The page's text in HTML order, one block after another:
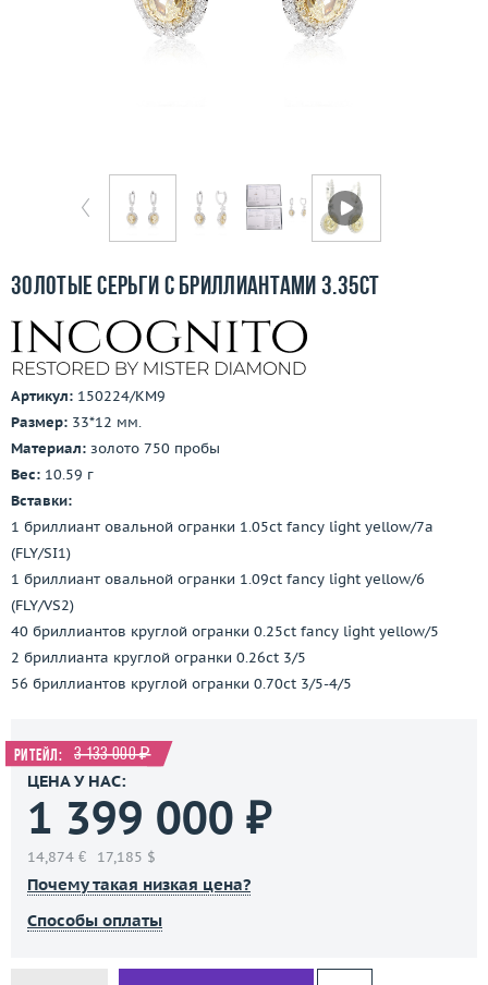
Бесплатная доставка
Контакты
Заказать звонок
Золотые серьги с бриллиантами 3.35ct
Артикул: 150224/КМ9
Размер: 33*12 мм.
Материал: золото 750 пробы
Вес: 10.59 г
Вставки:
1 бриллиант овальной огранки 1.05ct fancy light yellow/7a
(FLY/SI1)
1 бриллиант овальной огранки 1.09ct fancy light yellow/6
(FLY/VS2)
40 бриллиантов круглой огранки 0.25ct fancy light yellow/5
2 бриллианта круглой огранки 0.26ct 3/5
56 бриллиантов круглой огранки 0.70ct 3/5-4/5
Ритейл: 3 133 000 ₽
ЦЕНА У НАС:
1 399 000 ₽
14,874 € 17,185 $
Почему такая низкая цена?
Способы оплаты